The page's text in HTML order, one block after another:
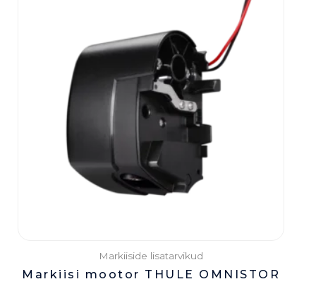
Markiiside lisatarvikud
Markiisi mootor THULE OMNISTOR